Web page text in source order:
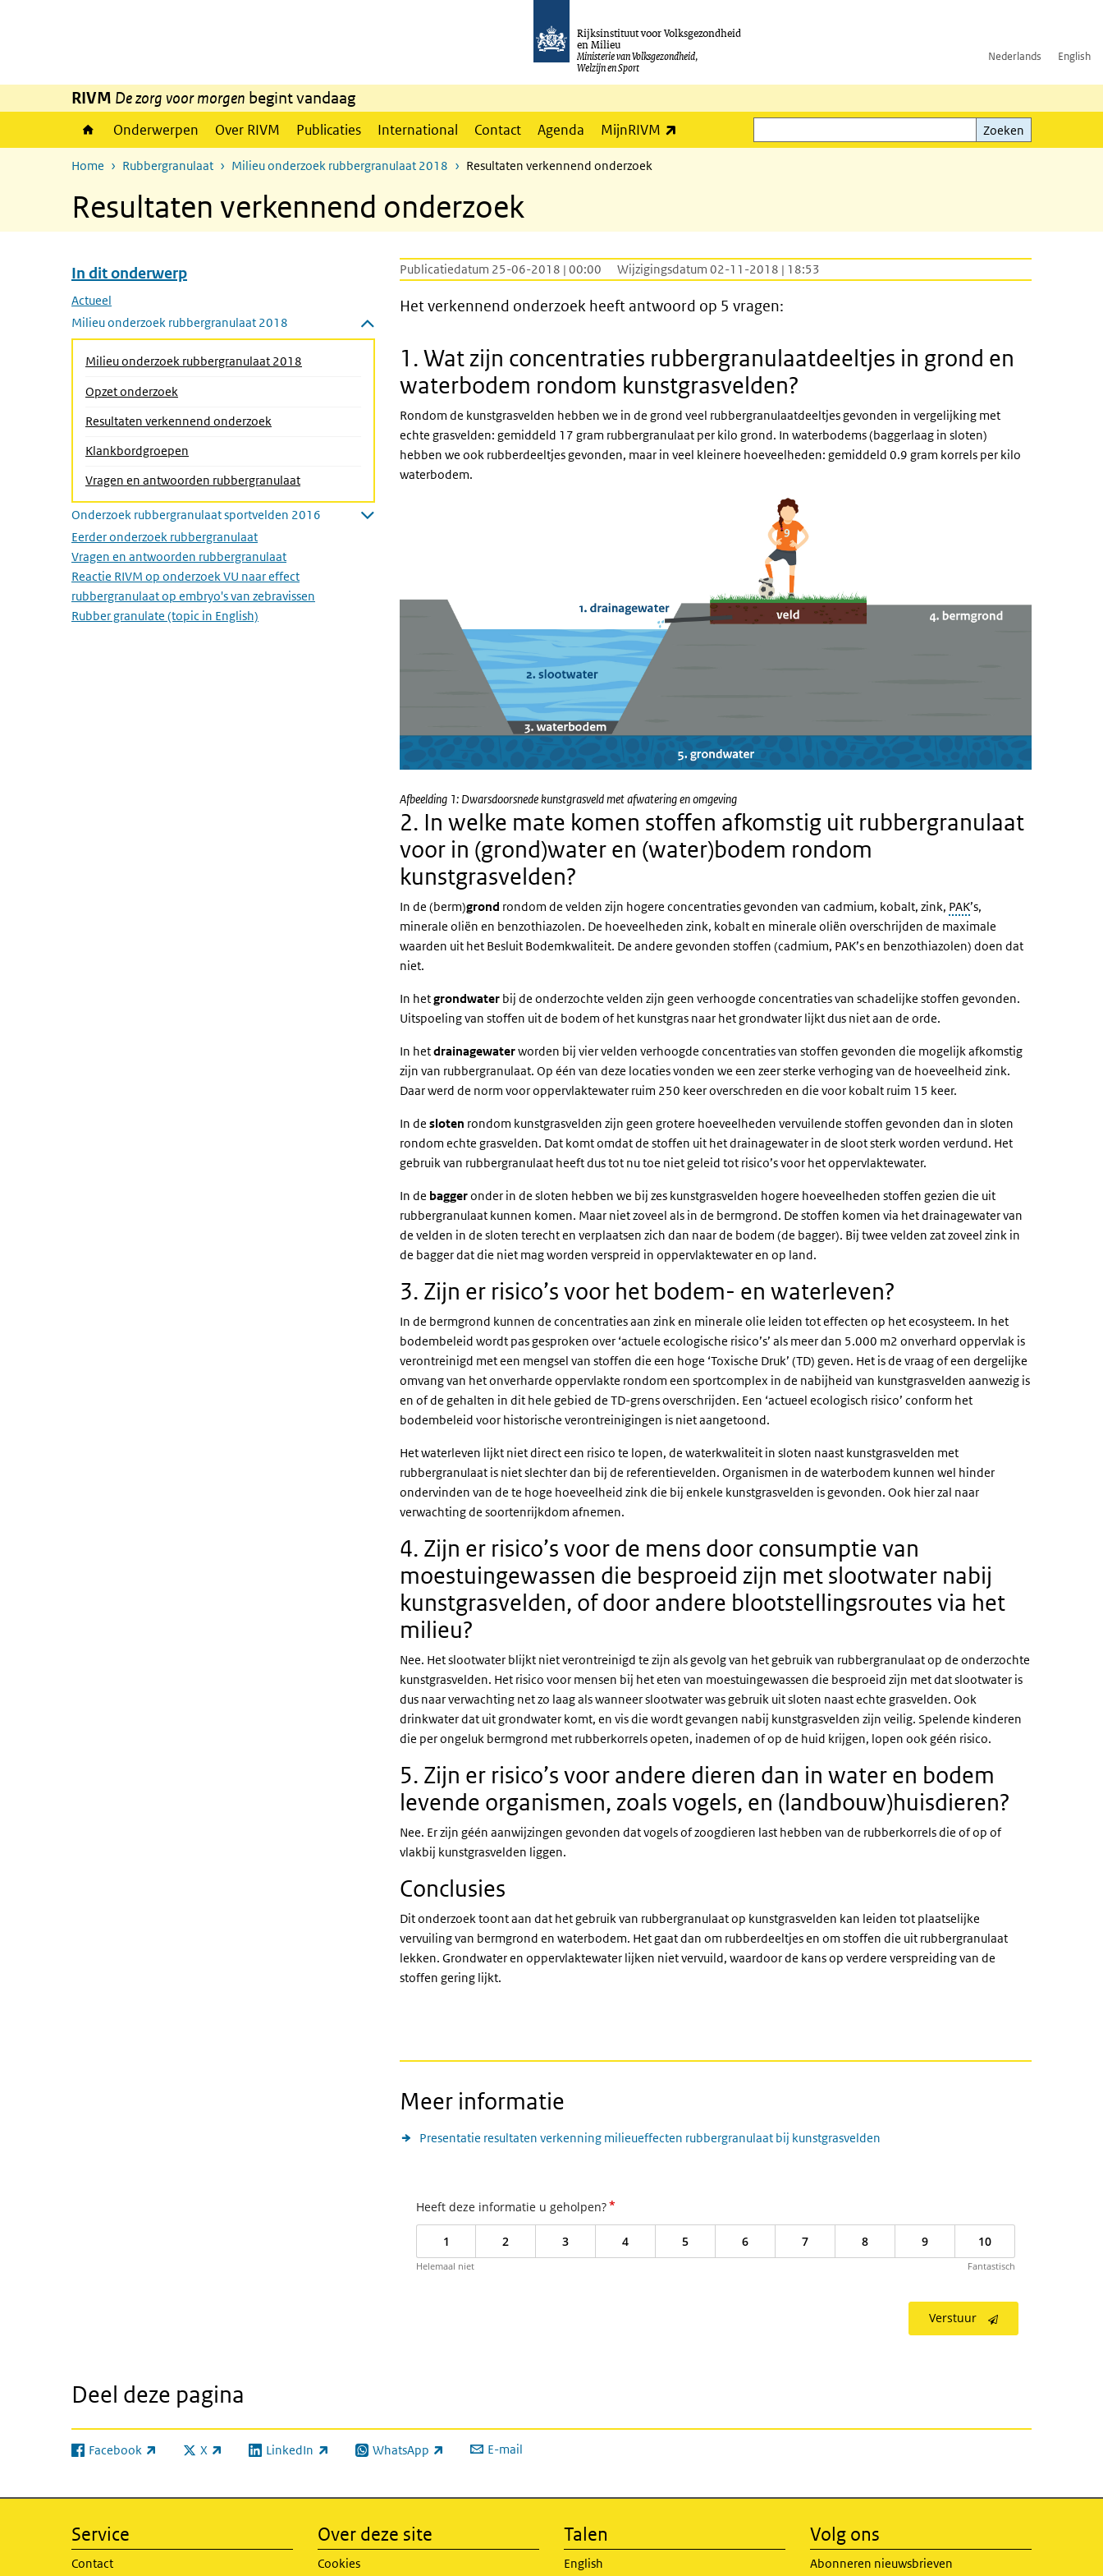
Rijksinstituut voor Volksgezondheid
en Milieu
Ministerie van Volksgezondheid,
Welzijn en Sport
Nederlands English
RIVM De zorg voor morgen begint vandaag
Onderwerpen Over RIVM Publicaties International Contact Agenda MijnRIVM
Zoeken
Zoeken
Home Rubbergranulaat Milieu onderzoek rubbergranulaat 2018 Resultaten verkennend onderzoek
Resultaten verkennend onderzoek
Overslaan menu In dit onderwerp
In dit onderwerp
Actueel
Milieu onderzoek rubbergranulaat 2018
Submenu sluiten
Milieu onderzoek rubbergranulaat 2018
Opzet onderzoek
Resultaten verkennend onderzoek
Klankbordgroepen
Vragen en antwoorden rubbergranulaat
Onderzoek rubbergranulaat sportvelden 2016
Submenu openen
Eerder onderzoek rubbergranulaat
Vragen en antwoorden rubbergranulaat
Reactie RIVM op onderzoek VU naar effect
rubbergranulaat op embryo's van zebravissen
Rubber granulate (topic in English)
Publicatiedatum 25-06-2018 | 00:00 Wijzigingsdatum 02-11-2018 | 18:53
Het verkennend onderzoek heeft antwoord op 5 vragen:
1. Wat zijn concentraties rubbergranulaatdeeltjes in grond en
waterbodem rondom kunstgrasvelden?
Rondom de kunstgrasvelden hebben we in de grond veel rubbergranulaatdeeltjes gevonden in vergelijking met
echte grasvelden: gemiddeld 17 gram rubbergranulaat per kilo grond. In waterbodems (baggerlaag in sloten)
hebben we ook rubberdeeltjes gevonden, maar in veel kleinere hoeveelheden: gemiddeld 0.9 gram korrels per kilo
waterbodem.
Afbeelding 1: Dwarsdoorsnede kunstgrasveld met afwatering en omgeving
2. In welke mate komen stoffen afkomstig uit rubbergranulaat
voor in (grond)water en (water)bodem rondom
kunstgrasvelden?
In de (berm)grond rondom de velden zijn hogere concentraties gevonden van cadmium, kobalt, zink, PAK’s,
minerale oliën en benzothiazolen. De hoeveelheden zink, kobalt en minerale oliën overschrijden de maximale
waarden uit het Besluit Bodemkwaliteit. De andere gevonden stoffen (cadmium, PAK’s en benzothiazolen) doen dat
niet.
In hetgrondwater bij de onderzochte velden zijn geen verhoogde concentraties van schadelijke stoffen gevonden.
Uitspoeling van stoffen uit de bodem of het kunstgras naar het grondwater lijkt dus niet aan de orde.
In hetdrainagewaterworden bij vier velden verhoogde concentraties van stoffen gevonden die mogelijk afkomstig
zijn van rubbergranulaat. Op één van deze locaties vonden we een zeer sterke verhoging van de hoeveelheid zink.
Daar werd de norm voor oppervlaktewater ruim 250 keer overschreden en die voor kobalt ruim 15 keer.
In de sloten rondom kunstgrasvelden zijn geen grotere hoeveelheden vervuilende stoffen gevonden dan in sloten
rondom echte grasvelden. Dat komt omdat de stoffen uit het drainagewater in de sloot sterk worden verdund. Het
gebruik van rubbergranulaat heeft dus tot nu toe niet geleid tot risico’s voor het oppervlaktewater.
In de baggeronder in de sloten hebben we bij zes kunstgrasvelden hogere hoeveelheden stoffen gezien die uit
rubbergranulaat kunnen komen. Maar niet zoveel als in de bermgrond. De stoffen komen via het drainagewater van
de velden in de sloten terecht en verplaatsen zich dan naar de bodem (de bagger). Bij twee velden zat zoveel zink in
de bagger dat die niet mag worden verspreid in oppervlaktewater en op land.
3. Zijn er risico’s voor het bodem- en waterleven?
In de bermgrond kunnen de concentraties aan zink en minerale olie leiden tot effecten op het ecosysteem. In het
bodembeleid wordt pas gesproken over ‘actuele ecologische risico’s’ als meer dan 5.000 m2 onverhard oppervlak is
verontreinigd met een mengsel van stoffen die een hoge ‘Toxische Druk’ (TD) geven. Het is de vraag of een dergelijke
omvang van het onverharde oppervlakte rondom een sportcomplex in de nabijheid van kunstgrasvelden aanwezig is
en of de gehalten in dit hele gebied de TD-grens overschrijden. Een ‘actueel ecologisch risico’ conform het
bodembeleid voor historische verontreinigingen is niet aangetoond.
Het waterleven lijkt niet direct een risico te lopen, de waterkwaliteit in sloten naast kunstgrasvelden met
rubbergranulaat is niet slechter dan bij de referentievelden. Organismen in de waterbodem kunnen wel hinder
ondervinden van de te hoge hoeveelheid zink die bij enkele kunstgrasvelden is gevonden. Ook hier zal naar
verwachting de soortenrijkdom afnemen.
4. Zijn er risico’s voor de mens door consumptie van
moestuingewassen die besproeid zijn met slootwater nabij
kunstgrasvelden, of door andere blootstellingsroutes via het
milieu?
Nee. Het slootwater blijkt niet verontreinigd te zijn als gevolg van het gebruik van rubbergranulaat op de onderzochte
kunstgrasvelden. Het risico voor mensen bij het eten van moestuingewassen die besproeid zijn met dat slootwater is
dus naar verwachting net zo laag als wanneer slootwater was gebruik uit sloten naast echte grasvelden. Ook
drinkwater dat uit grondwater komt, en vis die wordt gevangen nabij kunstgrasvelden zijn veilig. Spelende kinderen
die per ongeluk bermgrond met rubberkorrels opeten, inademen of op de huid krijgen, lopen ook géén risico.
5. Zijn er risico’s voor andere dieren dan in water en bodem
levende organismen, zoals vogels, en (landbouw)huisdieren?
Nee. Er zijn géén aanwijzingen gevonden dat vogels of zoogdieren last hebben van de rubberkorrels die of op of
vlakbij kunstgrasvelden liggen.
Conclusies
Dit onderzoek toont aan dat het gebruik van rubbergranulaat op kunstgrasvelden kan leiden tot plaatselijke
vervuiling van bermgrond en waterbodem. Het gaat dan om rubberdeeltjes en om stoffen die uit rubbergranulaat
lekken. Grondwater en oppervlaktewater lijken niet vervuild, waardoor de kans op verdere verspreiding van de
stoffen gering lijkt.
Meer informatie
Presentatie resultaten verkenning milieueffecten rubbergranulaat bij kunstgrasvelden
Heeft deze informatie u geholpen?*
1 2 3 4 5 6 7 8 9 10
Helemaal niet Fantastisch
Verstuur
Deel deze pagina
Facebook
(externe link) X
(externe link) LinkedIn
(externe link) WhatsApp
(externe link) E-mail
Service
Contact
Over deze site
Cookies
Talen
English
Volg ons
Abonneren nieuwsbrieven